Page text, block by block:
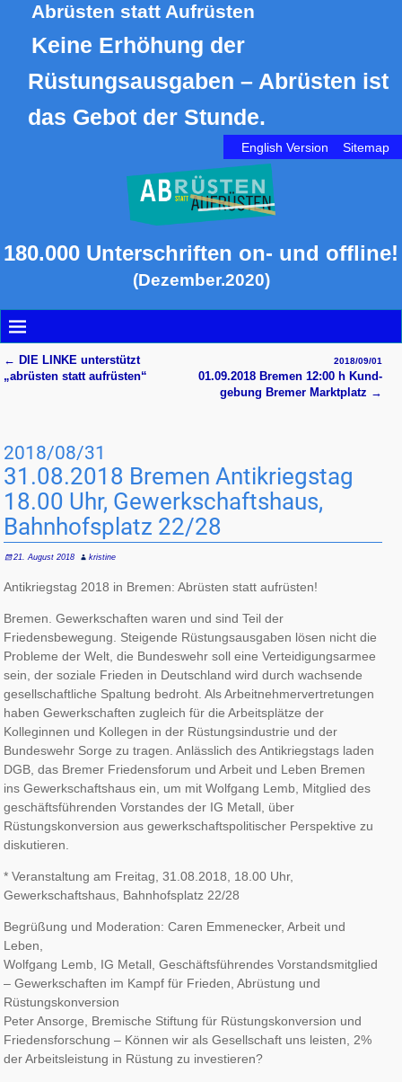
Abrüsten statt Aufrüsten
Keine Erhöhung der
Rüstungsausgaben – Abrüsten ist
das Gebot der Stunde.
English Version Sitemap
180.000 Unterschriften on- und offline!
(Dezember.2020)
Artikelnavigation
← DIE LINKE unterstützt
„abrüsten statt aufrüsten“
2018/09/01
01.09.2018 Bremen 12:00 h Kund­
ge­bung Bremer Markt­platz →
2018/08/31
31.08.2018 Bremen Antikriegs­tag
18.00 Uhr, Gewerk­schafts­haus,
Bahnhofs­platz 22/28
21. August 2018 kristine
Antikriegstag 2018 in Bremen: Abrüsten statt aufrüsten!
Bremen. Gewerkschaften waren und sind Teil der
Friedensbewegung. Steigende Rüstungsausgaben lösen nicht die
Probleme der Welt, die Bundeswehr soll eine Verteidigungsarmee
sein, der soziale Frieden in Deutschland wird durch wachsende
gesellschaftliche Spaltung bedroht. Als Arbeitnehmervertretungen
haben Gewerkschaften zugleich für die Arbeitsplätze der
Kolleginnen und Kollegen in der Rüstungsindustrie und der
Bundeswehr Sorge zu tragen. Anlässlich des Antikriegstags laden
DGB, das Bremer Friedensforum und Arbeit und Leben Bremen
ins Gewerkschaftshaus ein, um mit Wolfgang Lemb, Mitglied des
geschäftsführenden Vorstandes der IG Metall, über
Rüstungskonversion aus gewerkschaftspolitischer Perspektive zu
diskutieren.
* Veranstaltung am Freitag, 31.08.2018, 18.00 Uhr,
Gewerkschaftshaus, Bahnhofsplatz 22/28
Begrüßung und Moderation: Caren Emmenecker, Arbeit und
Leben,
Wolfgang Lemb, IG Metall, Geschäftsführendes Vorstandsmitglied
– Gewerkschaften im Kampf für Frieden, Abrüstung und
Rüstungskonversion
Peter Ansorge, Bremische Stiftung für Rüstungskonversion und
Friedensforschung – Können wir als Gesellschaft uns leisten, 2%
der Arbeitsleistung in Rüstung zu investieren?